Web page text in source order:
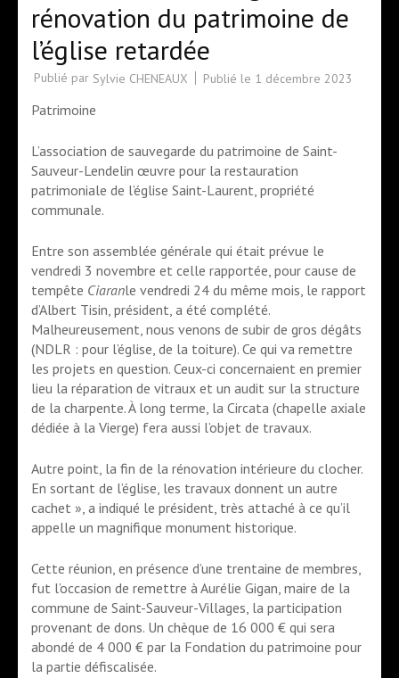
rénovation du patrimoine de
l’église retardée
Publié par Sylvie CHENEAUX Publié le 1 décembre 2023
Patrimoine
L’association de sauvegarde du patrimoine de Saint-
Sauveur-Lendelin œuvre pour la restauration
patrimoniale de l’église Saint-Laurent, propriété
communale.
Entre son assemblée générale qui était prévue le
vendredi 3 novembre et celle rapportée, pour cause de
tempête Ciaranle vendredi 24 du même mois, le rapport
d’Albert Tisin, président, a été complété.
Malheureusement, nous venons de subir de gros dégâts
(NDLR : pour l’église, de la toiture). Ce qui va remettre
les projets en question. Ceux-ci concernaient en premier
lieu la réparation de vitraux et un audit sur la structure
de la charpente. À long terme, la Circata (chapelle axiale
dédiée à la Vierge) fera aussi l’objet de travaux.
Autre point, la fin de la rénovation intérieure du clocher.
En sortant de l’église, les travaux donnent un autre
cachet », a indiqué le président, très attaché à ce qu’il
appelle un magnifique monument historique.
Cette réunion, en présence d’une trentaine de membres,
fut l’occasion de remettre à Aurélie Gigan, maire de la
commune de Saint-Sauveur-Villages, la participation
provenant de dons. Un chèque de 16 000 € qui sera
abondé de 4 000 € par la Fondation du patrimoine pour
la partie défiscalisée.